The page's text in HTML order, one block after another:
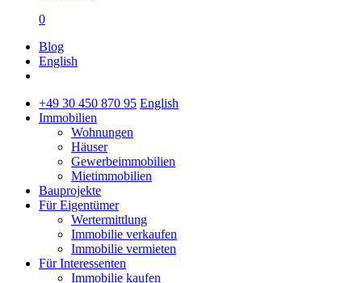
0
Blog
English
+49 30 450 870 95 English
Immobilien
Wohnungen
Häuser
Gewerbeimmobilien
Mietimmobilien
Bauprojekte
Für Eigentümer
Wertermittlung
Immobilie verkaufen
Immobilie vermieten
Für Interessenten
Immobilie kaufen